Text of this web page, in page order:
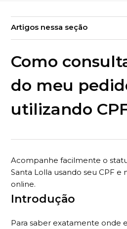
Artigos nessa seção
Como
do meu
utilizando
Acompanhe facilmente o
Santa Lolla usando seu CPF e
online.
Introdução
Para saber exatamente onde